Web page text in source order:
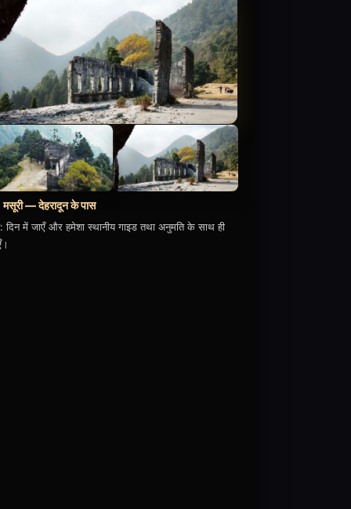
मसूरी — देहरादून के पास
दिन में जाएँ और हमेशा स्थानीय गाइड तथा अनुमति के साथ ही